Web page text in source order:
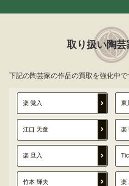
取り扱い陶芸
下記の陶芸家の作品の買取を強化中で
楽 覚入 東
江口 天童 楽
楽 旦入
竹本 輝夫 楽